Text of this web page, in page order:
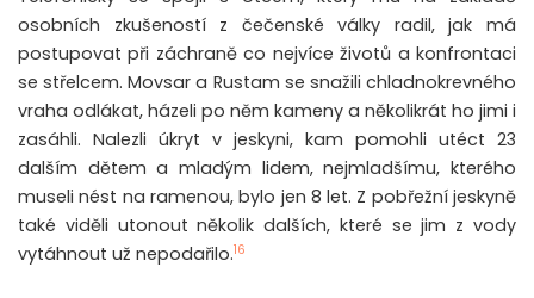
osobních zkušeností z čečenské války radil, jak má
postupovat při záchraně co nejvíce životů a konfrontaci
se střelcem. Movsar a Rustam se snažili chladnokrevného
vraha odlákat, házeli po něm kameny a několikrát ho jimi i
zasáhli. Nalezli úkryt v jeskyni, kam pomohli utéct 23
dalším dětem a mladým lidem, nejmladšímu, kterého
museli nést na ramenou, bylo jen 8 let. Z pobřežní jeskyně
také viděli utonout několik dalších, které se jim z vody
vytáhnout už nepodařilo.16